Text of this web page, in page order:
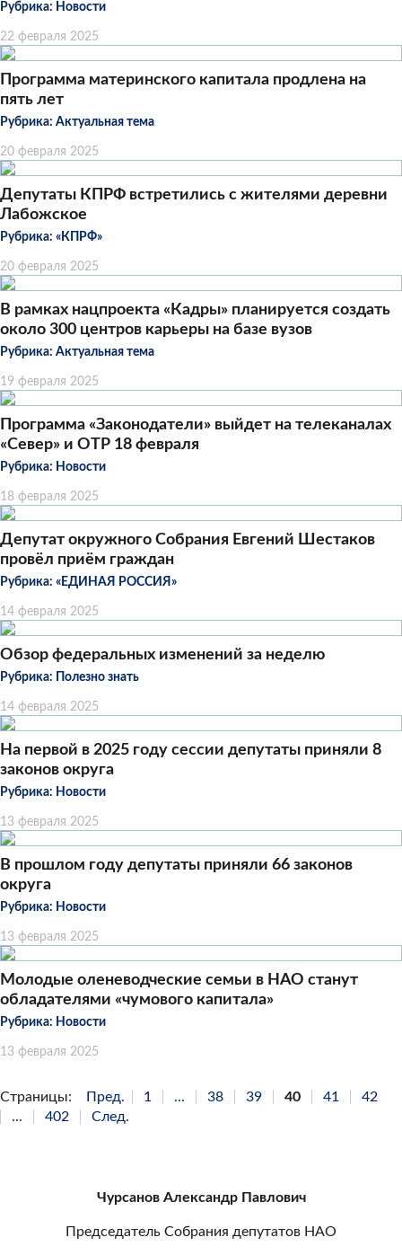
Рубрика: Новости
22 февраля 2025
Программа материнского капитала продлена на
пять лет
Рубрика: Актуальная тема
20 февраля 2025
Депутаты КПРФ встретились с жителями деревни
Лабожское
Рубрика: «КПРФ»
20 февраля 2025
В рамках нацпроекта «Кадры» планируется создать
около 300 центров карьеры на базе вузов
Рубрика: Актуальная тема
19 февраля 2025
Программа «Законодатели» выйдет на телеканалах
«Север» и ОТР 18 февраля
Рубрика: Новости
18 февраля 2025
Депутат окружного Собрания Евгений Шестаков
провёл приём граждан
Рубрика: «ЕДИНАЯ РОССИЯ»
14 февраля 2025
Обзор федеральных изменений за неделю
Рубрика: Полезно знать
14 февраля 2025
На первой в 2025 году сессии депутаты приняли 8
законов округа
Рубрика: Новости
13 февраля 2025
В прошлом году депутаты приняли 66 законов
округа
Рубрика: Новости
13 февраля 2025
Молодые оленеводческие семьи в НАО станут
обладателями «чумового капитала»
Рубрика: Новости
13 февраля 2025
Страницы: Пред. 1 ... 38 39 40 41
42
...
402 След.
Чурсанов Александр Павлович
Председатель Собрания депутатов НАО